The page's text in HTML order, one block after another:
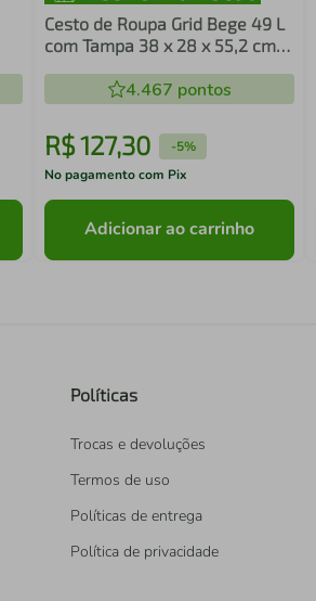
Cesto de Roupa Grid Bege 49 L
com Tampa 38 x 28 x 55,2 cm
4.467 pontos
R$127,30 -5%
No pagamento com Pix
Adicionar ao carrinho
Políticas
Trocas e devoluções
Termos de uso
Políticas de entrega
Política de privacidade